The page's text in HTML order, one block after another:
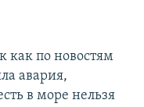
как по новостям
авария,
в море нельзя